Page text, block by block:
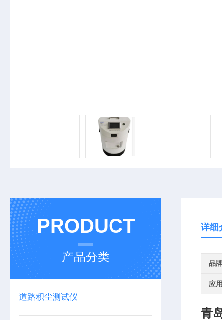
PRODUCT
产品分类
道路积尘测试仪
详细
品牌
应
青